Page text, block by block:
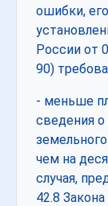
ошибки,
России от
90)
- меньше
сведения о
чем на
случая,
42.8